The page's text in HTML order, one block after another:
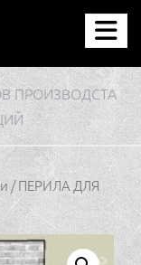
ПРОИЗВОДСТА
/ ПЕРИЛА ДЛЯ